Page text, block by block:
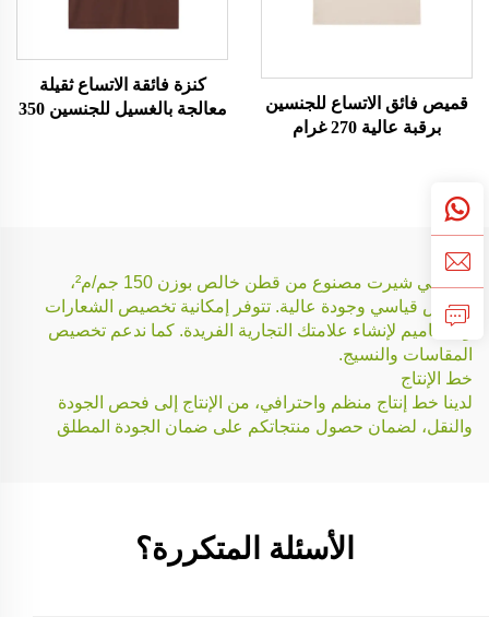
قميص فائق الاتساع للجنسين
برقبة عالية 270 غرام
كنزة فائقة الاتساع ثقيلة
معالجة بالغسيل للجنسين 350
هذا التي شيرت مصنوع من قطن خالص بوزن 150 جم/م²،
بمقاس قياسي وجودة عالية. تتوفر إمكانية تخصيص الشعارات
والتصاميم لإنشاء علامتك التجارية الفريدة. كما ندعم تخصيص
المقاسات والنسيج.
خط الإنتاج
لدينا خط إنتاج منظم واحترافي، من الإنتاج إلى فحص الجودة
والنقل، لضمان حصول منتجاتكم على ضمان الجودة المطلق
الأسئلة المتكررة؟